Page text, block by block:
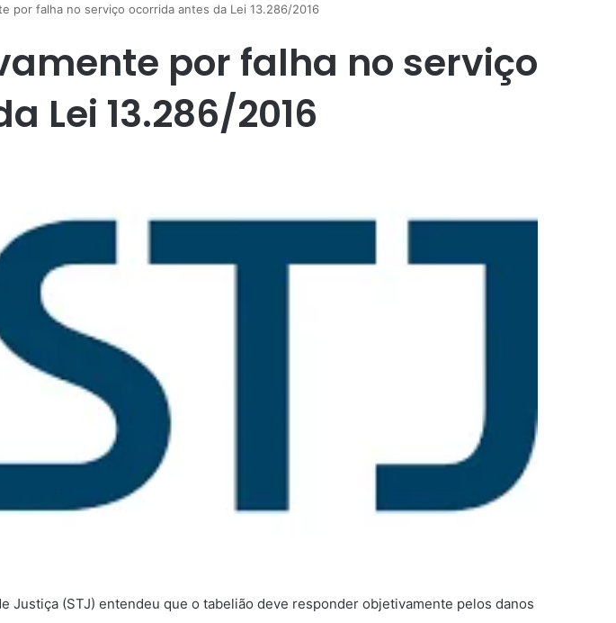
por falha no serviço ocorrida antes da Lei 13.286/2016
por falha no serviço
Lei 13.286/2016
Justiça (STJ) entendeu que o tabelião deve responder objetivamente pelos danos